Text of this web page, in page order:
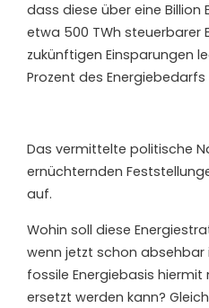
dass diese über eine
etwa 500 TWh steuerbarer
zukünftigen Einsparungen
Prozent des Energiebedarfs
Das vermittelte politische
ernüchternden
auf.
Wohin soll diese
wenn jetzt schon
fossile Energiebasis
ersetzt werden kann?